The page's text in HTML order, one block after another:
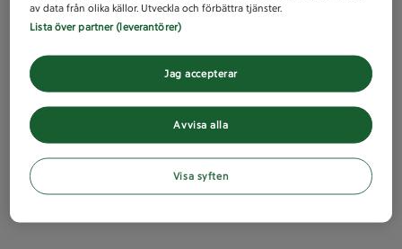
av data från olika källor. Utveckla och förbättra tjänster.
Lista över partner (leverantörer)
Avvisa alla
Jag accepterar
Visa syften